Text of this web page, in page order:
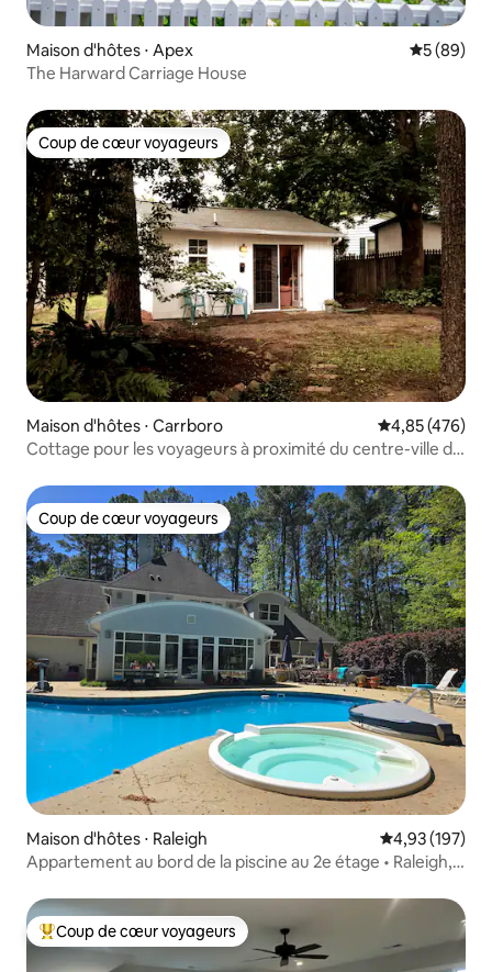
Maison d'hôtes ⋅ Apex
5 (89)
The Harward Carriage House
Coup de cœur voyageurs
Coup de cœur voyageurs
Maison d'hôtes ⋅ Carrboro Évaluation
4,85 (476)
Cottage pour les voyageurs à proximité du centre-ville de
Coup de cœur voyageurs
Coup de cœur voyageurs
Maison d'hôtes ⋅ Raleigh Évaluation
4,93 (197)
Appartement au bord de la piscine au 2e étage • Raleigh,
Coups de cœur voyageurs les plus appréciés
Coup de cœur voyageurs